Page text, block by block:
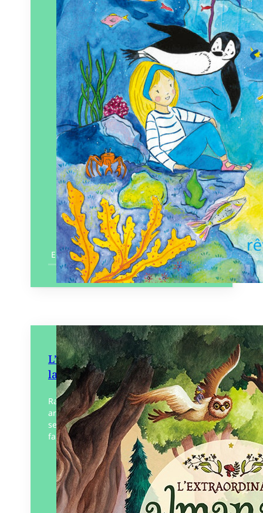
En savoir plus
L’Extraordinaire Almanach de
la forêt
Raconter la forêt et son histoire, ses
arbres et ses animaux, ses légendes et
ses métiers : qui est mieux placé pour le
faire qu’une troupe de sorcières…
Éditeur : Lumignon
Paru le06/10/2016